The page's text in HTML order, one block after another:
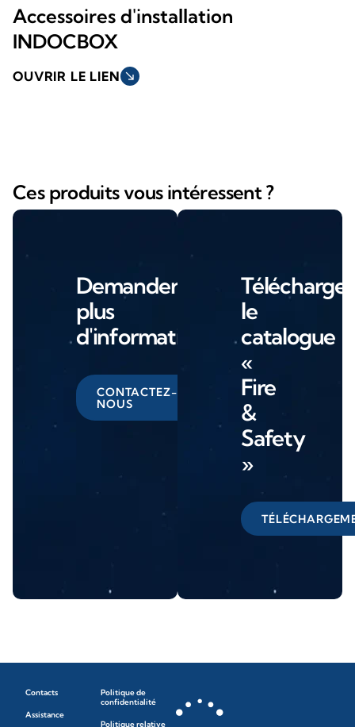
Accessoires d'installation
INDOCBOX
OUVRIR LE LIEN south_east
Ces produits vous intéressent ?
Demander
plus
d'informations
CONTACTEZ-
NOUS
Télécharger
le
catalogue
«
Fire
&
Safety
»
Contacts
Assistance
Politique de
confidentialité
Politique relative